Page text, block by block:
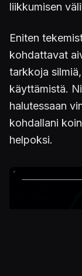
liikkumisen
Eniten
kohdattavat
tarkkoja
käyttämistä.
halutessaan
kohdallani
helpoksi.
Kuva